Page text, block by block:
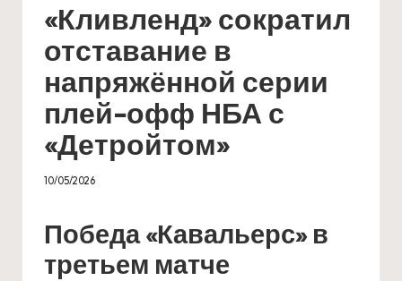
«Кливленд» сократил
отставание в
напряжённой серии
плей-офф НБА с
«Детройтом»
10/05/2026
Победа «Кавальерс» в
третьем матче